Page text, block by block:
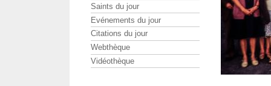
Saints du jour
Evénements du jour
Citations du jour
Webthèque
Vidéothèque